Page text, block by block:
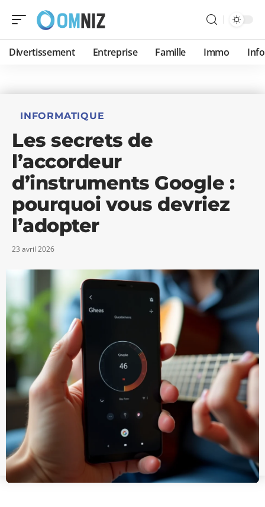
Divertissement Entreprise Famille Immo
INFORMATIQUE
Les secrets de
l’accordeur
d’instruments Google :
pourquoi vous devriez
l’adopter
23 avril 2026